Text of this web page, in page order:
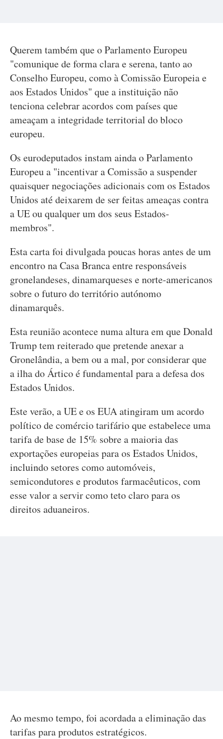
Querem também que o Parlamento Europeu
"comunique de forma clara e serena, tanto ao
Conselho Europeu, como à Comissão Europeia e
aos Estados Unidos" que a instituição não
tenciona celebrar acordos com países que
ameaçam a integridade territorial do bloco
europeu.
Os eurodeputados instam ainda o Parlamento
Europeu a "incentivar a Comissão a suspender
quaisquer negociações adicionais com os Estados
Unidos até deixarem de ser feitas ameaças contra
a UE ou qualquer um dos seus Estados-
membros".
Esta carta foi divulgada poucas horas antes de um
encontro na Casa Branca entre responsáveis
gronelandeses, dinamarqueses e norte-americanos
sobre o futuro do território autónomo
dinamarquês.
Esta reunião acontece numa altura em que Donald
Trump tem reiterado que pretende anexar a
Gronelândia, a bem ou a mal, por considerar que
a ilha do Ártico é fundamental para a defesa dos
Estados Unidos.
Este verão, a UE e os EUA atingiram um acordo
político de comércio tarifário que estabelece uma
tarifa de base de 15% sobre a maioria das
exportações europeias para os Estados Unidos,
incluindo setores como automóveis,
semicondutores e produtos farmacêuticos, com
esse valor a servir como teto claro para os
direitos aduaneiros.
Ao mesmo tempo, foi acordada a eliminação das
tarifas para produtos estratégicos.